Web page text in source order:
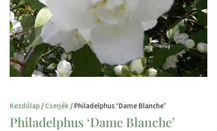
Kezdőlap/Cserjék/ Philadelphus ‘Dame Blanche’
Philadelphus ‘Dame Blanche’